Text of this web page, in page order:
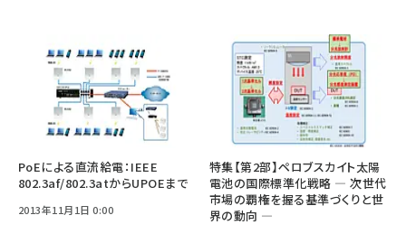
PoEによる直流給電：IEEE
802.3af/802.3atからUPOEまで
2013年11月1日 0:00
特集【第2部】ペロブスカイト太陽
電池の国際標準化戦略 ― 次世代
市場の覇権を握る基準づくりと世
界の動向 ―